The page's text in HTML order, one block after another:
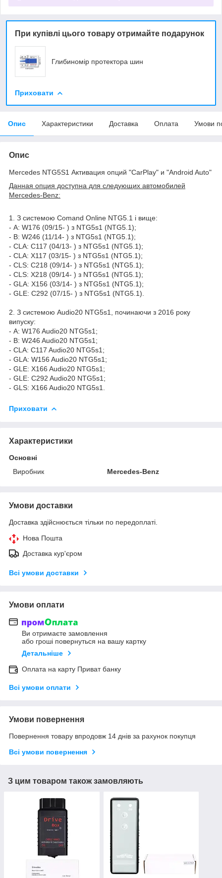
При купівлі цього товару отримайте подарунок
Глибиномір протектора шин
Приховати
Опис Характеристики Доставка Оплата Умови
Опис
Mercedes NTG5S1 Активация опций "CarPlay" и "Android Auto"
Данная опция доступна для следующих автомобилей
Mercedes-Benz:
1. З системою Сomand Online NTG5.1 і вище:
- A: W176 (09/15- ) з NTG5s1 (NTG5.1);
- B: W246 (11/14- ) з NTG5s1 (NTG5.1);
- CLA: C117 (04/13- ) з NTG5s1 (NTG5.1);
- CLA: X117 (03/15- ) з NTG5s1 (NTG5.1);
- CLS: C218 (09/14- ) з NTG5s1 (NTG5.1);
- CLS: X218 (09/14- ) з NTG5s1 (NTG5.1);
- GLA: X156 (03/14- ) з NTG5s1 (NTG5.1);
- GLE: C292 (07/15- ) з NTG5s1 (NTG5.1).
2. З системою Audio20 NTG5s1, починаючи з 2016 року
випуску:
- A: W176 Audio20 NTG5s1;
- B: W246 Audio20 NTG5s1;
- CLA: C117 Audio20 NTG5s1;
- GLA: W156 Audio20 NTG5s1;
- GLE: X166 Audio20 NTG5s1;
- GLE: C292 Audio20 NTG5s1;
- GLS: X166 Audio20 NTG5s1.
Приховати
Характеристики
Основні
Виробник
Mercedes-Benz
Умови доставки
Доставка здійснюється тільки по передоплаті.
Нова Пошта
Доставка кур'єром
Всі умови доставки
Умови оплати
Ви отримаєте замовлення
або гроші повернуться на вашу картку
Детальніше
Оплата на карту Приват банку
Всі умови оплати
Умови повернення
Повернення товару впродовж 14 днів за рахунок покупця
Всі умови повернення
З цим товаром також замовляють